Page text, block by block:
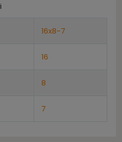
16x8-7
16
8
7